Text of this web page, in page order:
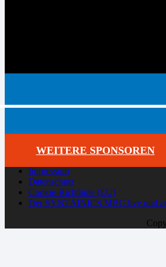
WEITERE SPONSOREN
Impressum
Datenschutz
Cookie-Richtlinie (EU)
Der SYNTAINICS MBC live und